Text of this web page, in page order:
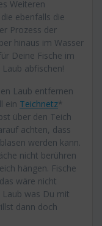
Weiteren
ebenfalls die
Prozess der
hinaus im Wasser
Deine Fische im
abfischen!
Laub entfernen
ein Teichnetz*
über den Teich
achten, dass
werden kann.
nicht berühren
hängen. Fische
wäre nicht
was Du mit
dann doch